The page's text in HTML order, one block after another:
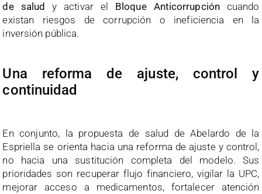
de saludy activar el Bloque Anticorrupcióncuando
existan riesgos de corrupción o ineficiencia en la
inversión pública.
Una reforma de ajuste, control y
continuidad
En conjunto, la propuesta de salud de Abelardo de la
Espriella se orienta hacia una reforma de ajuste y control,
no hacia una sustitución completa del modelo. Sus
prioridades son recuperar flujo financiero, vigilar la UPC,
mejorar acceso a medicamentos, fortalecer atención